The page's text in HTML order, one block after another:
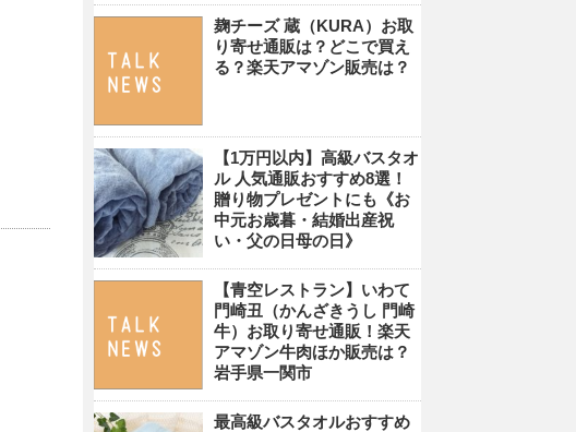
麹チーズ 蔵（KURA）お取
り寄せ通販は？どこで買え
る？楽天アマゾン販売は？
【1万円以内】高級バスタオ
ル 人気通販おすすめ8選！
贈り物プレゼントにも《お
中元お歳暮・結婚出産祝
い・父の日母の日》
【青空レストラン】いわて
門崎丑（かんざきうし 門崎
牛）お取り寄せ通販！楽天
アマゾン牛肉ほか販売は？
岩手県一関市
最高級バスタオルおすすめ